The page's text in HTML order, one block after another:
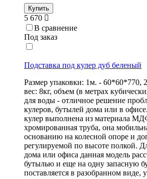
Купить
5 670
В сравнение
Под заказ
Подставка под кулер дуб беленый
Размер упаковки: 1м. - 60*60*770,
вес: 8кг, объем (в метрах
для воды - отличное решение
кулеров, бутылей дома или в
кулер выполнена из материала
хромированная труба, она
основанию на колесной опоре и
регулируемой по высоте полкой.
дома или офиса данная модель
бутылью и еще на одну запасную
поставляется в разобранном виде,